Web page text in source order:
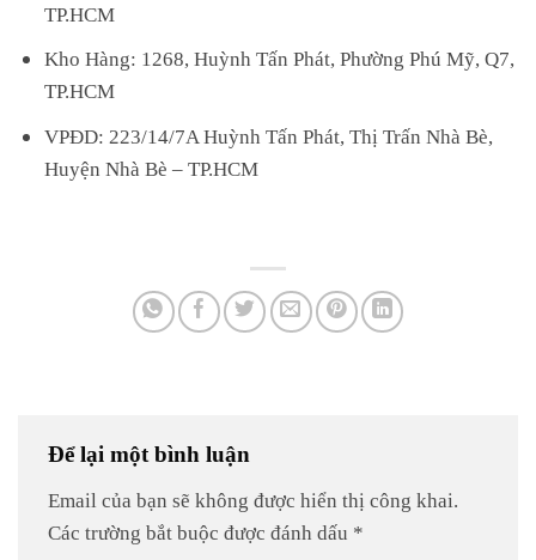
TP.HCM
Kho Hàng: 1268, Huỳnh Tấn Phát, Phường Phú Mỹ, Q7,
TP.HCM
VPĐD: 223/14/7A Huỳnh Tấn Phát, Thị Trấn Nhà Bè,
Huyện Nhà Bè – TP.HCM
Để lại một bình luận
Email của bạn sẽ không được hiển thị công khai.
Các trường bắt buộc được đánh dấu *